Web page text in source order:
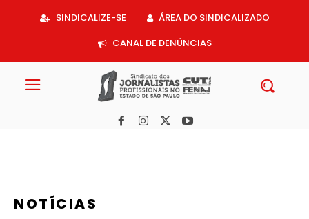
SINDICALIZE-SE
ÁREA DO SINDICALIZADO
CANAL DE DENÚNCIAS
NOTÍCIAS